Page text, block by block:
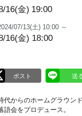
16(金) 19:00
07/13(土) 10:00 ～
16(金) 18:00
代からのホームグラウン
語会をプロデュース。